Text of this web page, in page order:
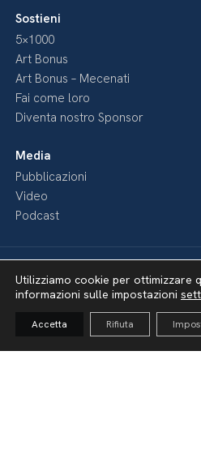
Sostieni
5×1000
Art Bonus
Art Bonus – Mecenati
Fai come loro
Diventa nostro Sponsor
Media
Pubblicazioni
Video
Podcast
Utilizziamo cookie per ottimizzare
informazioni sulle impostazioni
Accetta Rifiuta